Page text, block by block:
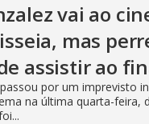
vai ao
mas
assistir ao
por um imprevisto
na última quarta-feira,